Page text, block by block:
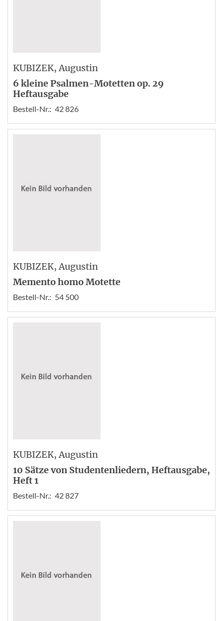
KUBIZEK, Augustin
6 kleine Psalmen-Motetten op. 29
Heftausgabe
Bestell-Nr.: 42 826
KUBIZEK, Augustin
Memento homo Motette
Bestell-Nr.: 54 500
KUBIZEK, Augustin
10 Sätze von Studentenliedern, Heftausgabe,
Heft 1
Bestell-Nr.: 42 827